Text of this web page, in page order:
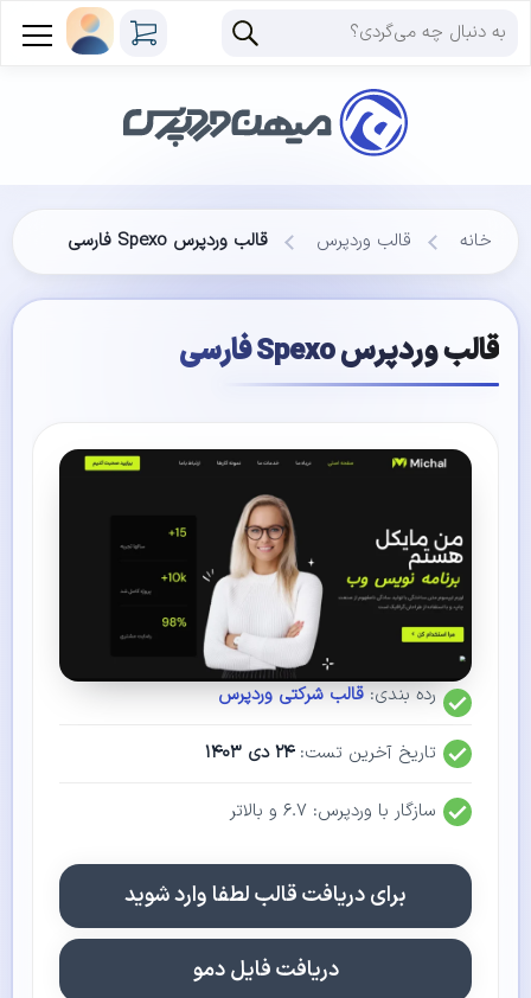
خانه قالب وردپرس قالب وردپرس Spexo فارسی
قالب وردپرس Spexo فارسی
رده بندی:قالب شرکتی وردپرس
تاریخ آخرین تست:۲۴ دی ۱۴۰۳
سازگار با وردپرس: ۶.۷ و بالاتر
برای دریافت قالب لطفا وارد شوید
دریافت فایل دمو